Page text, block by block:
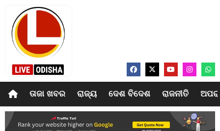
ତାଜା ଖବର ରାଜ୍ୟ ଦେଶ ବିଦେଶ ରାଜନୀତି